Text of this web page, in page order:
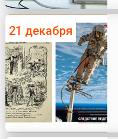
21 декабря